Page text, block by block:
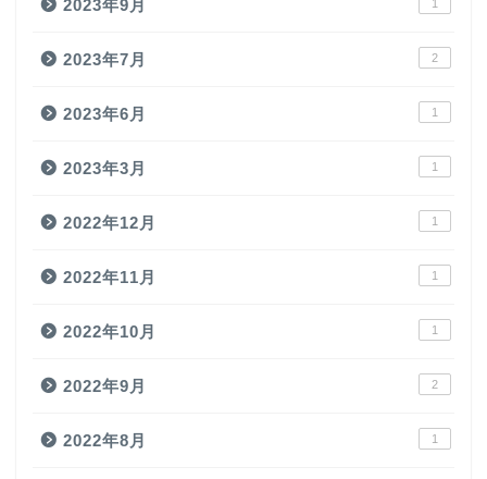
2023年9月 1
2023年7月 2
2023年6月 1
2023年3月 1
2022年12月 1
2022年11月 1
2022年10月 1
2022年9月 2
2022年8月 1